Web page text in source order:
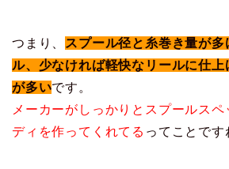
つまり、 スプール径と糸巻き量が
ル、少なければ軽快なリールに仕上
が多いです。
メーカーがしっかりとスプールスペ
ディを作ってくれてる ってことです